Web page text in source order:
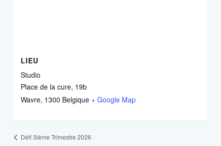
LIEU
Studio
Place de la cure, 19b
Wavre, 1300 Belgique + Google Map
Défi 3ième Trimestre 2026